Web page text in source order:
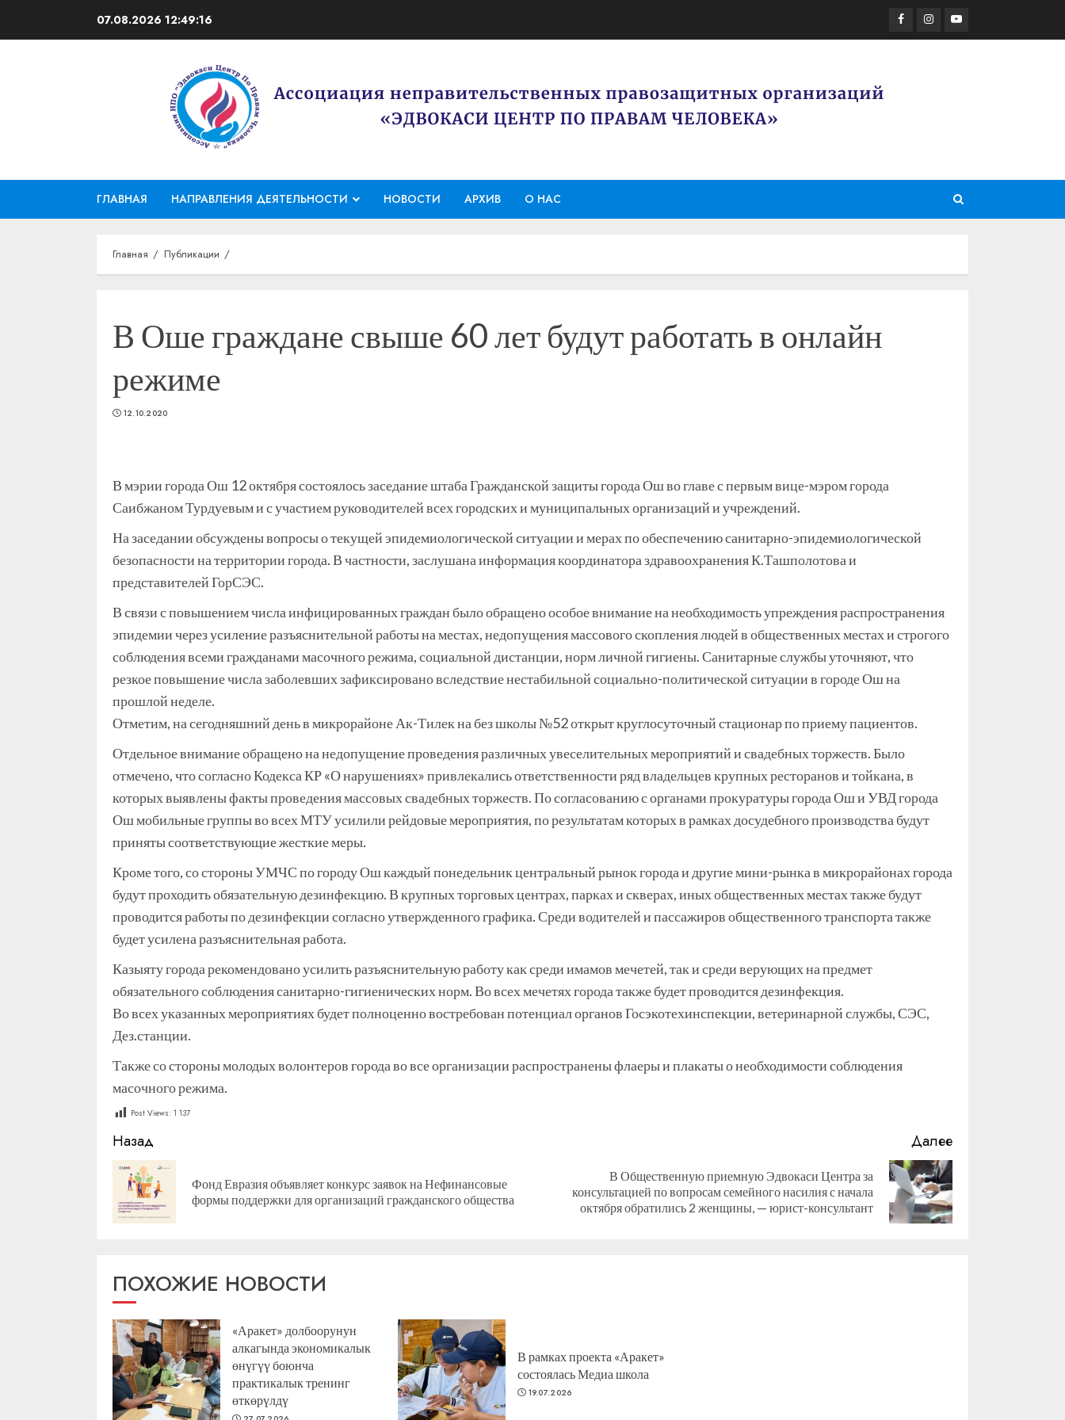
07.08.2026 12:49:17 Facebook
Instagram
Youtube
ГЛАВНАЯ НАПРАВЛЕНИЯ ДЕЯТЕЛЬНОСТИ НОВОСТИ АРХИВ О НАС
Главная Публикации
В Оше граждане свыше 60 лет будут работать в онлайн
режиме
12.10.2020
В мэрии города Ош 12 октября состоялось заседание штаба Гражданской защиты города Ош во главе с первым вице-мэром города
Саибжаном Турдуевым и с участием руководителей всех городских и муниципальных организаций и учреждений.
На заседании обсуждены вопросы о текущей эпидемиологической ситуации и мерах по обеспечению санитарно-эпидемиологической
безопасности на территории города. В частности, заслушана информация координатора здравоохранения К.Ташполотова и
представителей ГорСЭС.
В связи с повышением числа инфицированных граждан было обращено особое внимание на необходимость упреждения распространения
эпидемии через усиление разъяснительной работы на местах, недопущения массового скопления людей в общественных местах и строгого
соблюдения всеми гражданами масочного режима, социальной дистанции, норм личной гигиены. Санитарные службы уточняют, что
резкое повышение числа заболевших зафиксировано вследствие нестабильной социально-политической ситуации в городе Ош на
прошлой неделе.
Отметим, на сегодняшний день в микрорайоне Ак-Тилек на без школы №52 открыт круглосуточный стационар по приему пациентов.
Отдельное внимание обращено на недопущение проведения различных увеселительных мероприятий и свадебных торжеств. Было
отмечено, что согласно Кодекса КР «О нарушениях» привлекались ответственности ряд владельцев крупных ресторанов и тойкана, в
которых выявлены факты проведения массовых свадебных торжеств. По согласованию с органами прокуратуры города Ош и УВД города
Ош мобильные группы во всех МТУ усилили рейдовые мероприятия, по результатам которых в рамках досудебного производства будут
приняты соответствующие жесткие меры.
Кроме того, со стороны УМЧС по городу Ош каждый понедельник центральный рынок города и другие мини-рынка в микрорайонах города
будут проходить обязательную дезинфекцию. В крупных торговых центрах, парках и скверах, иных общественных местах также будут
проводится работы по дезинфекции согласно утвержденного графика. Среди водителей и пассажиров общественного транспорта также
будет усилена разъяснительная работа.
Казыяту города рекомендовано усилить разъяснительную работу как среди имамов мечетей, так и среди верующих на предмет
обязательного соблюдения санитарно-гигиенических норм. Во всех мечетях города также будет проводится дезинфекция.
Во всех указанных мероприятиях будет полноценно востребован потенциал органов Госэкотехинспекции, ветеринарной службы, СЭС,
Дез.станции.
Также со стороны молодых волонтеров города во все организации распространены флаеры и плакаты о необходимости соблюдения
масочного режима.
Post Views: 1 137
Продолжить
чтение
Назад
Предыдущая
запись:
Фонд Евразия объявляет конкурс заявок на Нефинансовые
формы поддержки для организаций гражданского общества
Далее
Следующая
запись:
В Общественную приемную Эдвокаси Центра за
консультацией по вопросам семейного насилия с начала
октября обратились 2 женщины, — юрист-консультант
ПОХОЖИЕ НОВОСТИ
«Аракет» долбоорунун
алкагында экономикалык
өнүгүү боюнча
практикалык тренинг
өткөрүлдү
В рамках проекта «Аракет»
состоялась Медиа школа
19.07.2026